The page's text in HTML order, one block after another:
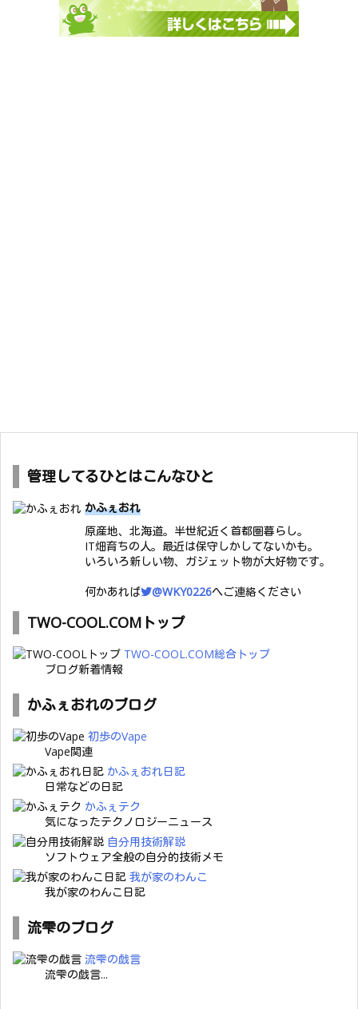
管理してるひとはこんなひと
かふぇおれ
原産地、北海道。半世紀近く首都圏暮らし。
IT畑育ちの人。最近は保守しかしてないかも。
いろいろ新しい物、ガジェット物が大好物です。
何かあれば
@WKY0226へご連絡ください
TWO-COOL.COMトップ
TWO-COOL.COM総合トップ
ブログ新着情報
かふぇおれのブログ
初歩のVape
Vape関連
かふぇおれ日記
日常などの日記
かふぇテク
気になったテクノロジーニュース
自分用技術解説
ソフトウェア全般の自分的技術メモ
我が家のわんこ
我が家のわんこ日記
流雫のブログ
流雫の戯言
流雫の戯言...